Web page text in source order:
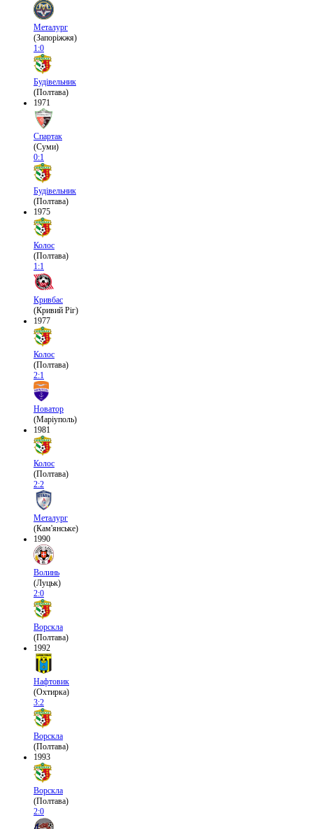
Металург
(Запоріжжя)
1:0
Будівельник
(Полтава)
1971
Спартак
(Суми)
0:1
Будівельник
(Полтава)
1975
Колос
(Полтава)
1:1
Кривбас
(Кривий Ріг)
1977
Колос
(Полтава)
2:1
Новатор
(Маріуполь)
1981
Колос
(Полтава)
2:2
Металург
(Кам'янське)
1990
Волинь
(Луцьк)
2:0
Ворскла
(Полтава)
1992
Нафтовик
(Охтирка)
3:2
Ворскла
(Полтава)
1993
Ворскла
(Полтава)
2:0